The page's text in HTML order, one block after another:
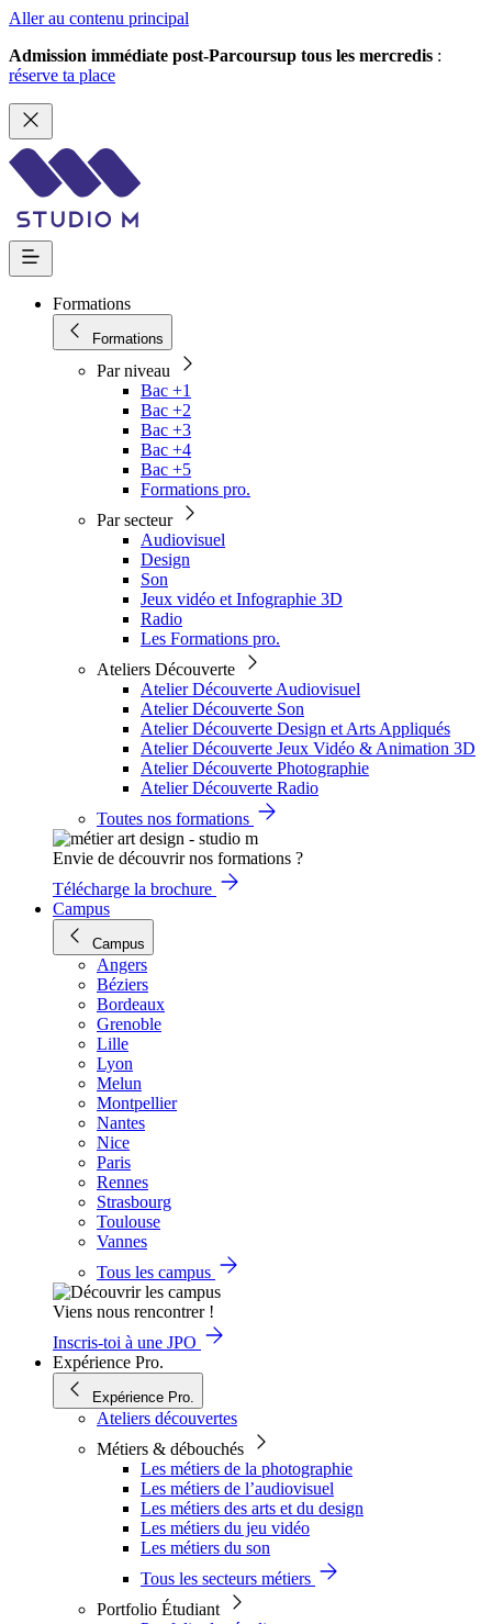
Aller au contenu principal
Admission immédiate post-Parcoursup tous les mercredis :
réserve ta place
Formations
Formations
Par niveau
Bac +1
Bac +2
Bac +3
Bac +4
Bac +5
Formations pro.
Par secteur
Audiovisuel
Design
Son
Jeux vidéo et Infographie 3D
Radio
Les Formations pro.
Ateliers Découverte
Atelier Découverte Audiovisuel
Atelier Découverte Son
Atelier Découverte Design et Arts Appliqués
Atelier Découverte Jeux Vidéo & Animation 3D
Atelier Découverte Photographie
Atelier Découverte Radio
Toutes nos formations
Envie de découvrir nos formations ?
Télécharge la brochure
Campus
Campus
Angers
Béziers
Bordeaux
Grenoble
Lille
Lyon
Melun
Montpellier
Nantes
Nice
Paris
Rennes
Strasbourg
Toulouse
Vannes
Tous les campus
Viens nous rencontrer !
Inscris-toi à une JPO
Expérience Pro.
Expérience Pro.
Ateliers découvertes
Métiers & débouchés
Les métiers de la photographie
Les métiers de l’audiovisuel
Les métiers des arts et du design
Les métiers du jeu vidéo
Les métiers du son
Tous les secteurs métiers
Portfolio Étudiant